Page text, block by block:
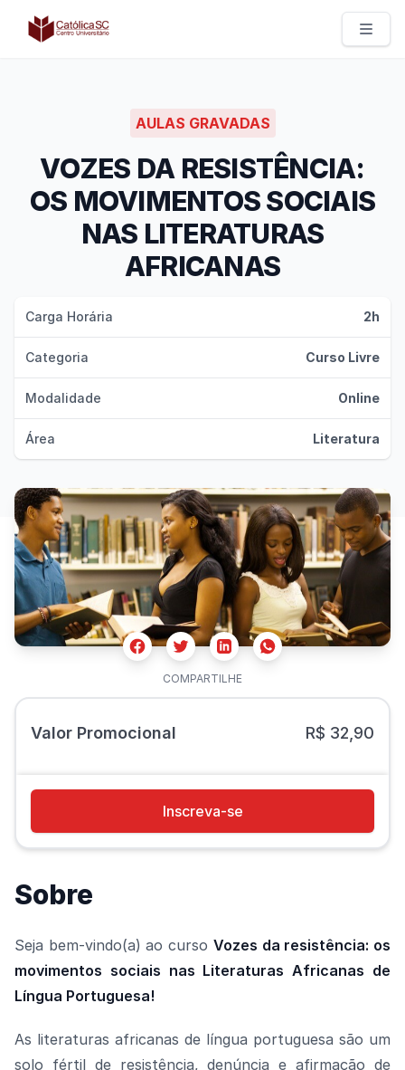
Católica SC | Experts
AULAS GRAVADAS
VOZES DA RESISTÊNCIA:
OS MOVIMENTOS SOCIAIS
NAS LITERATURAS
AFRICANAS
Carga Horária 2h
Categoria Curso Livre
Modalidade Online
Área Literatura
FacebookTwitterLinkedinWhatsapp
COMPARTILHE
Valor Promocional R$ 32,90
Inscreva-se
Sobre
Seja bem-vindo(a) ao curso Vozes da resistência: os
movimentos sociais nas Literaturas Africanas de
Língua Portuguesa!
As literaturas africanas de língua portuguesa são um
solo fértil de resistência, denúncia e afirmação de